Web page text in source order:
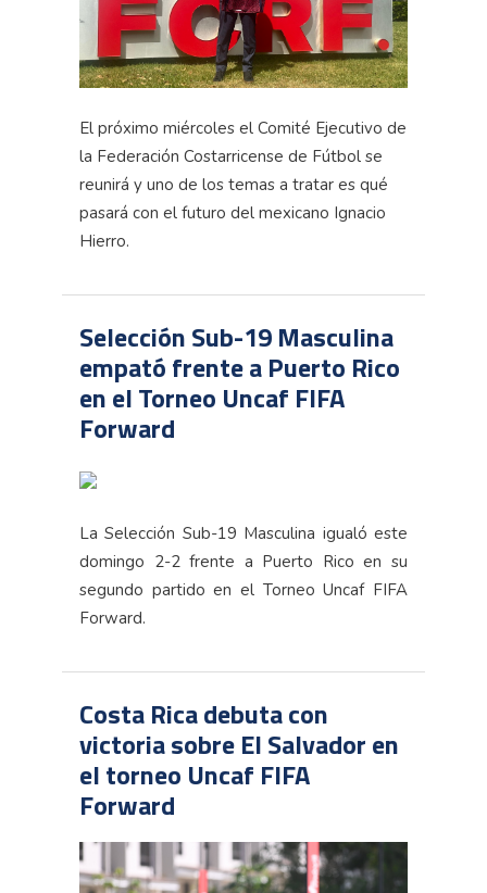
El próximo miércoles el Comité Ejecutivo de
la Federación Costarricense de Fútbol se
reunirá y uno de los temas a tratar es qué
pasará con el futuro del mexicano Ignacio
Hierro.
Selección Sub-19 Masculina
empató frente a Puerto Rico
en el Torneo Uncaf FIFA
Forward
La Selección Sub-19 Masculina igualó este
domingo 2-2 frente a Puerto Rico en su
segundo partido en el Torneo Uncaf FIFA
Forward.
Costa Rica debuta con
victoria sobre El Salvador en
el torneo Uncaf FIFA
Forward